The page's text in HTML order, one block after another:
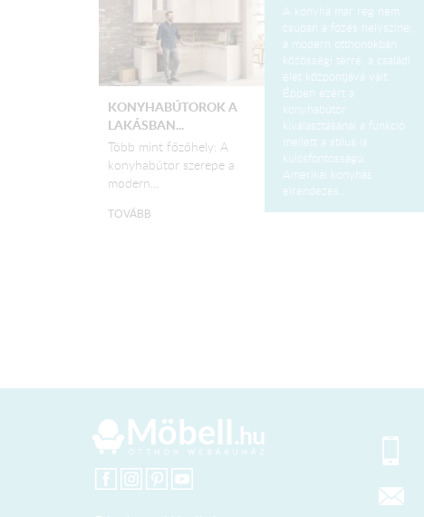
KONYHABÚTOROK A
LAKÁSBAN...
Több mint főzőhely: A
konyhabútor szerepe a
modern...
TOVÁBB
A konyha már rég nem
csupán a főzés helyszíne;
a modern otthonokban
közösségi térré, a családi
élet központjává vált.
Éppen ezért a
konyhabútor
kiválasztásánál a funkció
mellett a stílus is
kulcsfontosságú.
Amerikai konyhás
elrendezés...